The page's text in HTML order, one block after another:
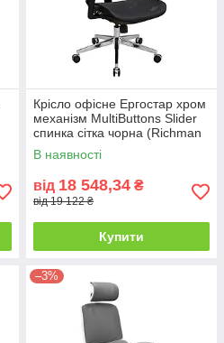
Крісло офісне Ергостар хром
механізм MultiButtons Slider
спинка сітка чорна (Richman
ТМ)
В наявності
від 18 548,34 ₴
від 19 122 ₴
Купити
–3%